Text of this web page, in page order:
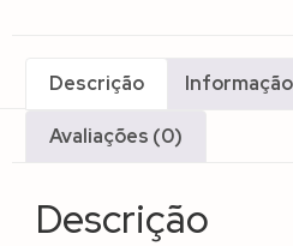
Descrição
Avaliações (0)
Descrição